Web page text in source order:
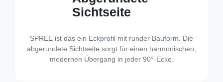
Sichtseite
SPREE ist das ein Eckprofil mit runder Bauform. Die
abgerundete Sichtseite sorgt für einen harmonischen,
modernen Übergang in jeder 90°-Ecke.